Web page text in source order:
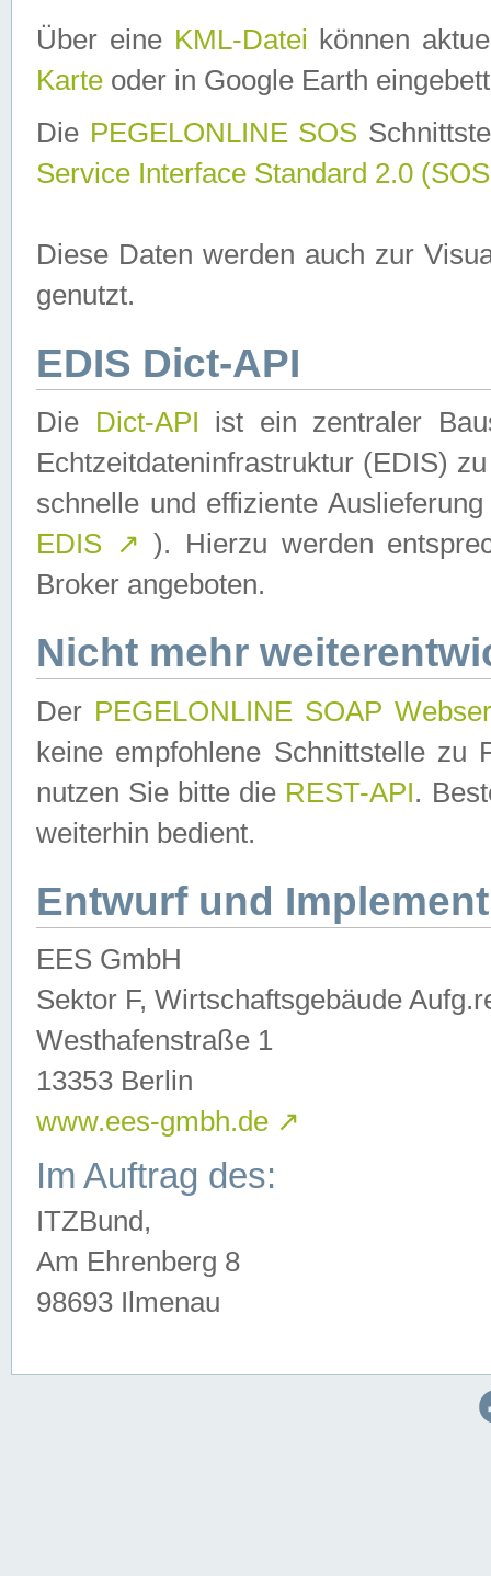
Über eine KML-Datei können
Karte oder in Google Earth
Die PEGELONLINE SOS
Service Interface Standard 2.0
Diese Daten werden auch zur
genutzt.
EDIS Dict-API
Die Dict-API ist ein zentraler
Echtzeitdateninfrastruktur (EDIS)
schnelle und effiziente
EDIS ↗ ). Hierzu werden
Broker angeboten.
Nicht mehr
Der PEGELONLINE SOAP
keine empfohlene Schnittstelle zu
nutzen Sie bitte die REST-API.
weiterhin bedient.
Entwurf und
EES GmbH
Sektor F, Wirtschaftsgebäude
Westhafenstraße 1
13353 Berlin
www.ees-gmbh.de ↗
Im Auftrag des:
ITZBund,
Am Ehrenberg 8
98693 Ilmenau